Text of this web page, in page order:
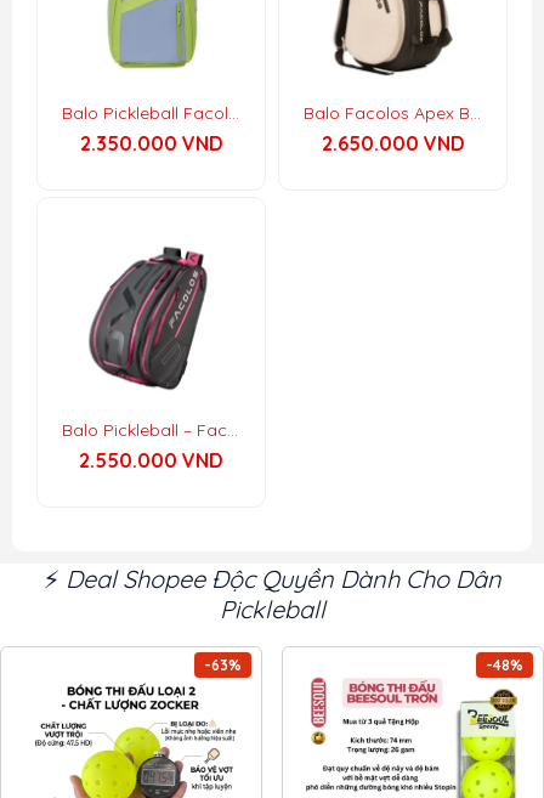
2.350.000 VND 2.650.000 VND
Balo Pickleball – Facolos Elite Backpack
2.550.000 VND
⚡ Deal Shopee Độc Quyền Dành Cho Dân
Pickleball
-63% -48%